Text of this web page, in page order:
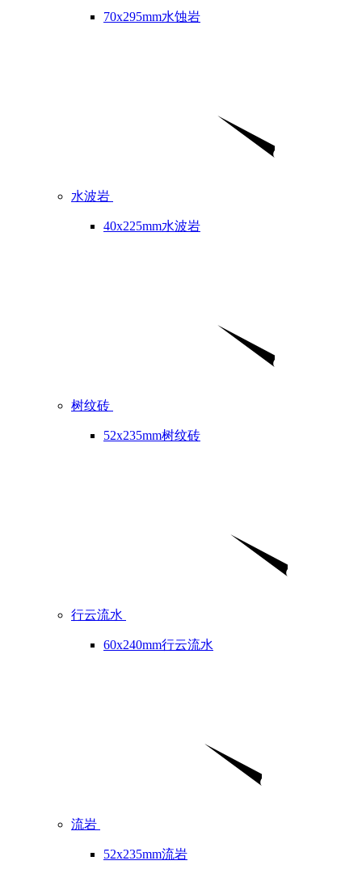
70x295mm水蚀岩
水波岩
40x225mm水波岩
树纹砖
52x235mm树纹砖
行云流水
60x240mm行云流水
流岩
52x235mm流岩